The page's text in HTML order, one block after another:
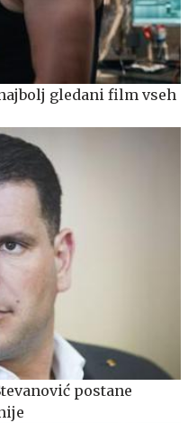
gledani film vseh
postane